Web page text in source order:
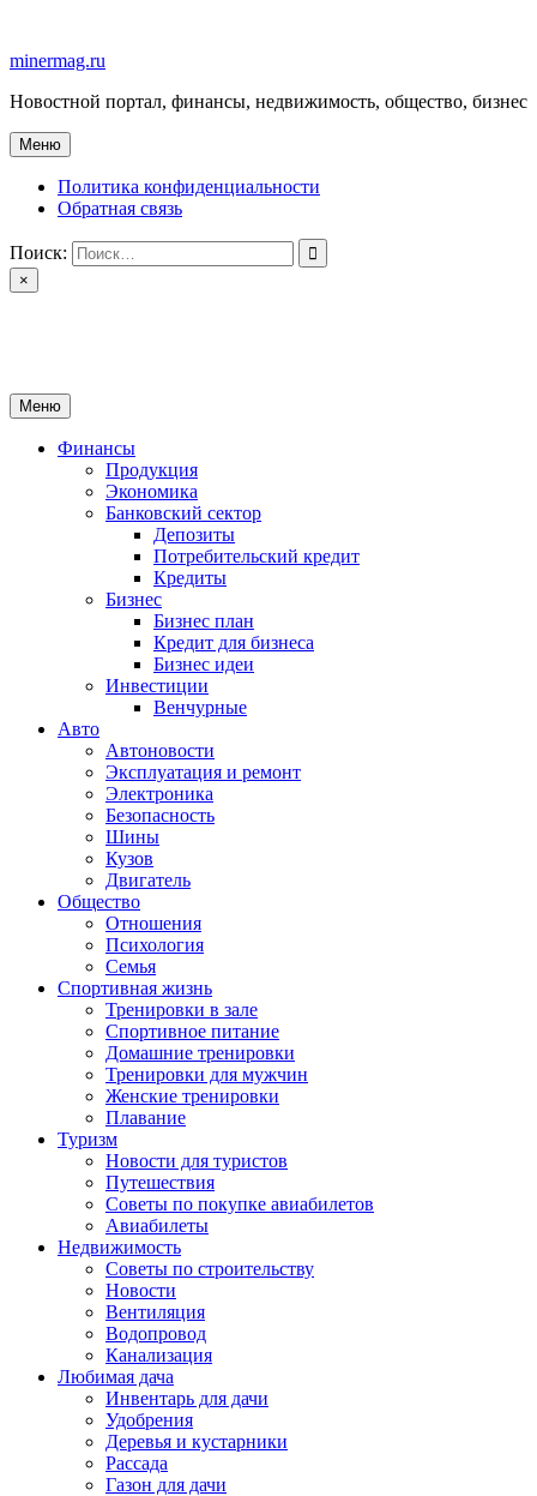
содержимому
minermag.ru
Новостной портал, финансы, недвижимость, общество, бизнес
Меню
Политика конфиденциальности
Обратная связь
Поиск:
×
Меню
Финансы
Продукция
Экономика
Банковский сектор
Депозиты
Потребительский кредит
Кредиты
Бизнес
Бизнес план
Кредит для бизнеса
Бизнес идеи
Инвестиции
Венчурные
Авто
Автоновости
Эксплуатация и ремонт
Электроника
Безопасность
Шины
Кузов
Двигатель
Общество
Отношения
Психология
Семья
Спортивная жизнь
Тренировки в зале
Спортивное питание
Домашние тренировки
Тренировки для мужчин
Женские тренировки
Плавание
Туризм
Новости для туристов
Путешествия
Советы по покупке авиабилетов
Авиабилеты
Недвижимость
Советы по строительству
Новости
Вентиляция
Водопровод
Канализация
Любимая дача
Инвентарь для дачи
Удобрения
Деревья и кустарники
Рассада
Газон для дачи